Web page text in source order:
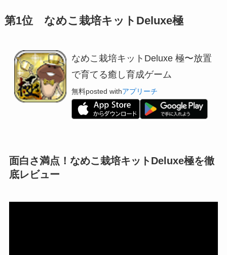
第1位 なめこ栽培キットDeluxe極
なめこ栽培キットDeluxe 極〜放置
で育てる癒し育成ゲーム
無料posted withアプリーチ
面白さ満点！なめこ栽培キットDeluxe極を徹
底レビュー